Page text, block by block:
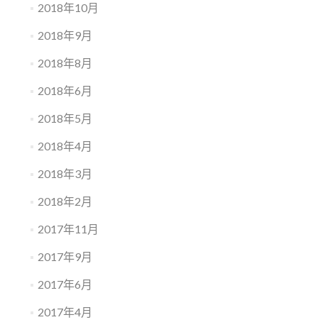
2018年10月
2018年9月
2018年8月
2018年6月
2018年5月
2018年4月
2018年3月
2018年2月
2017年11月
2017年9月
2017年6月
2017年4月